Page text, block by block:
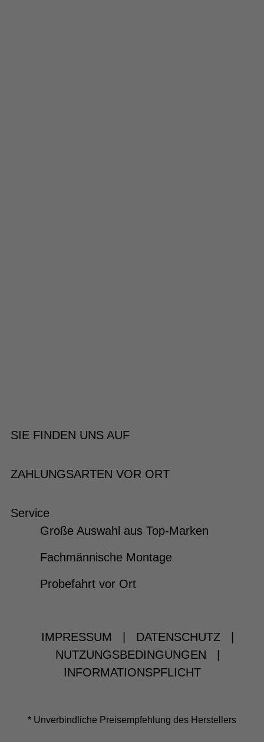
SIE FINDEN UNS AUF
ZAHLUNGSARTEN VOR ORT
Service
Große Auswahl aus Top-Marken
Fachmännische Montage
Probefahrt vor Ort
IMPRESSUM DATENSCHUTZ
NUTZUNGSBEDINGUNGEN
INFORMATIONSPFLICHT
* Unverbindliche Preisempfehlung des Herstellers